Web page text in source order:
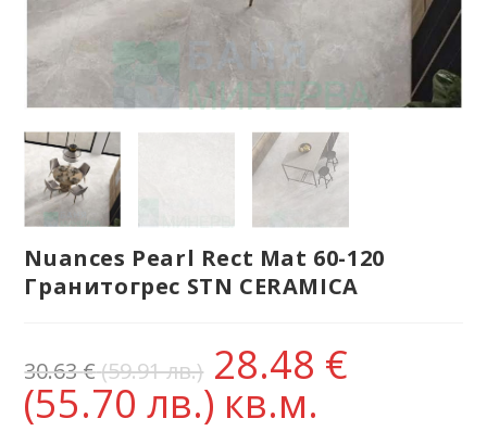
Nuances Pearl Rect Mat 60-120
Гранитогрес STN CERAMICA
30.63€(59.91 лв.) 28.48 €
(55.70 лв.) кв.м.